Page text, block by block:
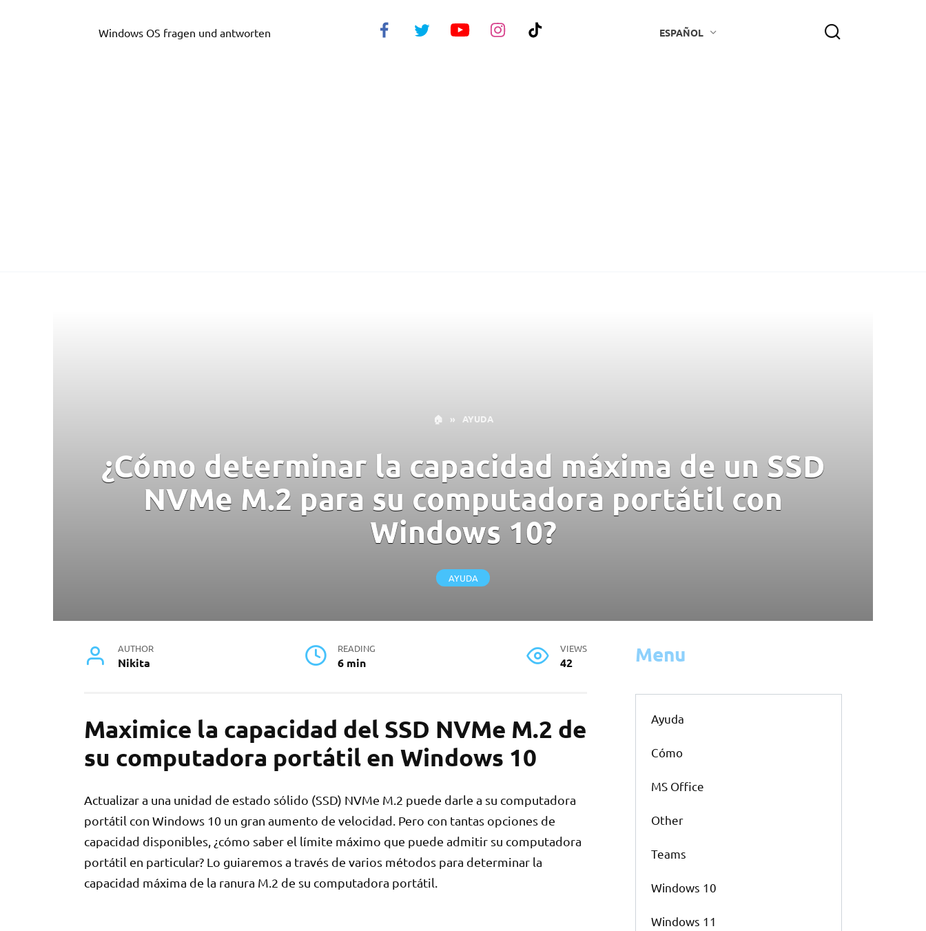
Windows OS fragen und antworten ESPAÑOL
🏠 » AYUDA
¿Cómo determinar la capacidad máxima de un SSD
NVMe M.2 para su computadora portátil con
Windows 10?
AYUDA
AUTHOR
Nikita
READING
6 min
VIEWS
42
Maximice la capacidad del SSD NVMe M.2 de
su computadora portátil en Windows 10
Actualizar a una unidad de estado sólido (SSD) NVMe M.2 puede darle a su computadora
portátil con Windows 10 un gran aumento de velocidad. Pero con tantas opciones de
capacidad disponibles, ¿cómo saber el límite máximo que puede admitir su computadora
portátil en particular? Lo guiaremos a través de varios métodos para determinar la
capacidad máxima de la ranura M.2 de su computadora portátil.
Menu
Ayuda
Cómo
MS Office
Other
Teams
Windows 10
Windows 11